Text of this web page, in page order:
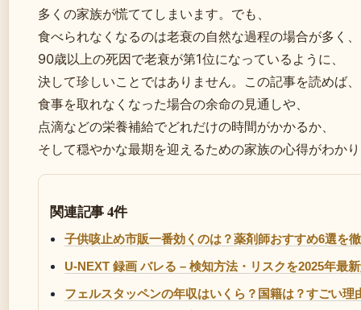
多くの家族が慌ててしまいます。でも、
食べられなくなるのは老衰の自然な過程の場合が多く、
90歳以上の死因で老衰が第1位になっているように、
決して珍しいことではありません。この記事を読めば、
食事を取れなくなった場合の余命の見通しや、
点滴などの栄養補給でどれだけの時間がかかるか、
そして穏やかな最期を迎えるための家族の心得がわか
関連記事 4件
子供咳止め市販一番効くのは？薬剤師おすすめ6選を
U-NEXT 録画 バレる – 検知方法・リスクを2025年最
フェルスタッペンの年収はいくら？国籍は？すごい理